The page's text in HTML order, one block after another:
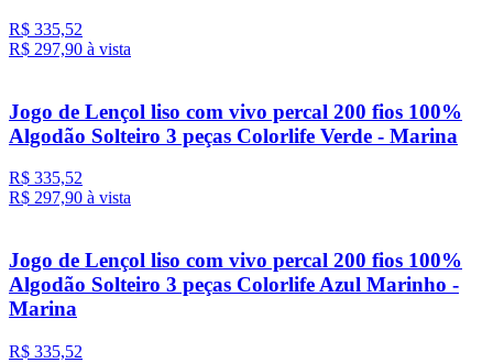
R$ 335,52
R$ 297,90 à vista
Jogo de Lençol liso com vivo percal 200 fios 100%
Algodão Solteiro 3 peças Colorlife Verde - Marina
R$ 335,52
R$ 297,90 à vista
Jogo de Lençol liso com vivo percal 200 fios 100%
Algodão Solteiro 3 peças Colorlife Azul Marinho -
Marina
R$ 335,52